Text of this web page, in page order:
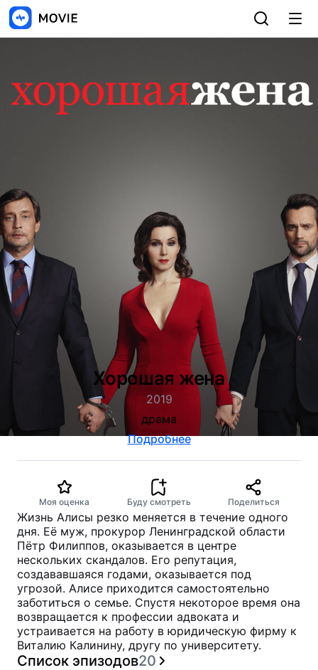
Хорошая жена
2019
драма
Подробнее
Моя оценка Буду смотреть Поделиться
Жизнь Алисы резко меняется в течение одного
дня. Её муж, прокурор Ленинградской области
Пётр Филиппов, оказывается в центре
нескольких скандалов. Его репутация,
создававшаяся годами, оказывается под
угрозой. Алисе приходится самостоятельно
заботиться о семье. Спустя некоторое время она
возвращается к профессии адвоката и
устраивается на работу в юридическую фирму к
Виталию Калинину, другу по университету.
Список эпизодов20